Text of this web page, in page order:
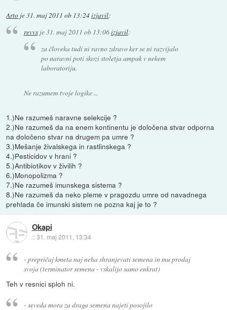
Arto je31. maj 2011 ob 13:24izjavil:
revvsje31. maj 2011 ob 13:06izjavil:
za človeka tudi ni ravno zdravo ker se ni razvijalo
po naravni poti skozi stoletja ampak v nekem
laboratoriju.
Ne razumem tvoje logike ...
1.)Ne razumeš naravne selekcije ?
2.)Ne razumeš da na enem kontinentu je določena stvar odporna
na določeno stvar na drugem pa umre ?
3.)Mešanje živalskega in rastlinskega ?
4.)Pesticidov v hrani ?
5.)Antibiotikov v živilih ?
6.)Monopolizma ?
7.)Ne razumeš imunskega sistema ?
8.)Ne razumeš da neko pleme v pragozdu umre od navadnega
prehlada če imunski sistem ne pozna kaj je to ?
Okapi
::31. maj 2011, 13:34
- prepričaj kmeta naj neha shranjevati semena in mu prodaj
svoja (terminator semena - vskalijo samo enkrat)
Teh v resnici sploh ni.
- seveda mora za draga semena najeti posojilo